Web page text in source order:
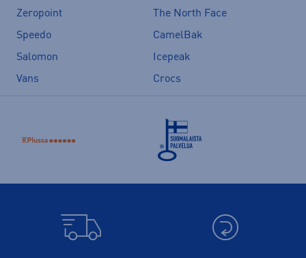
Zeropoint
The North Face
Speedo
CamelBak
Salomon
Icepeak
Vans
Crocs